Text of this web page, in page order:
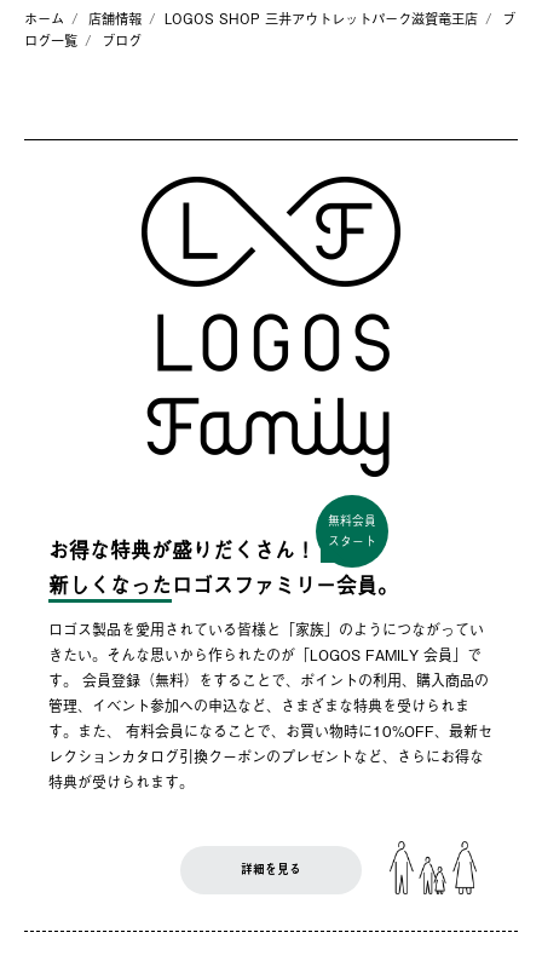
ホーム 店舗情報 LOGOS SHOP 三井アウトレットパーク滋賀竜王店
ブ
ログ一覧
ブログ
お得な特典が盛りだくさん！
無料会員
スタート
新しくなった ロゴスファミリー会員。
ロゴス製品を愛用されている皆様と「家族」のようにつながってい
きたい。そんな思いから作られたのが「LOGOS FAMILY 会員」で
す。 会員登録（無料）をすることで、ポイントの利用、購入商品の
管理、イベント参加への申込など、さまざまな特典を受けられま
す。また、 有料会員になることで、お買い物時に10%OFF、最新セ
レクションカタログ引換クーポンのプレゼントなど、さらにお得な
特典が受けられます。
詳細を見る